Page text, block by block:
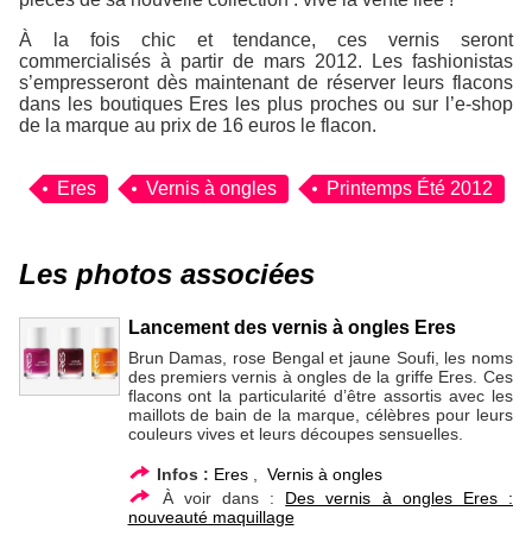
À la fois chic et tendance, ces vernis seront
commercialisés à partir de mars 2012. Les fashionistas
s’empresseront dès maintenant de réserver leurs flacons
dans les boutiques Eres les plus proches ou sur l’e-shop
de la marque au prix de 16 euros le flacon.
Eres Vernis à ongles Printemps Été 2012
Les photos associées
Lancement des vernis à ongles Eres
Brun Damas, rose Bengal et jaune Soufi, les noms
des premiers vernis à ongles de la griffe Eres. Ces
flacons ont la particularité d’être assortis avec les
maillots de bain de la marque, célèbres pour leurs
couleurs vives et leurs découpes sensuelles.
Infos : Eres, Vernis à ongles
À voir dans : Des vernis à ongles Eres :
nouveauté maquillage